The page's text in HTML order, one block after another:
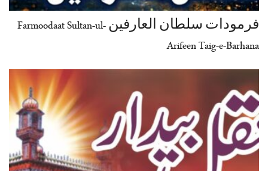
فرمودات سلطان العارفین Farmoodaat Sultan-ul-
Arifeen Taig-e-Barhana